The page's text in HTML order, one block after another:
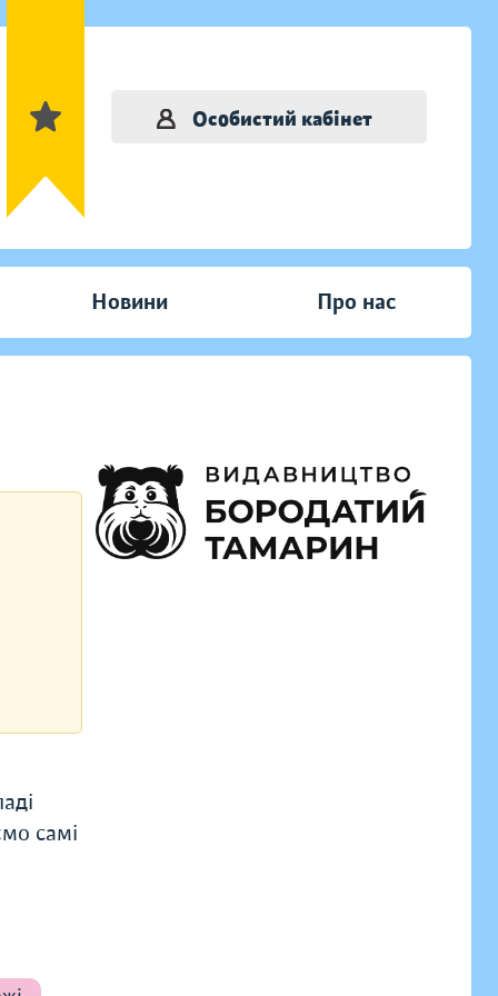
Особистий кабінет
Новини Про нас
самі